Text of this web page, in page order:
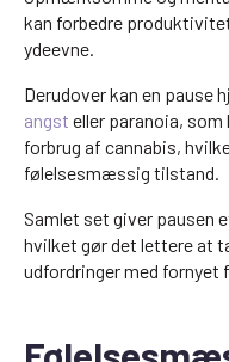
kan forbedre
ydeevne.
Derudover kan en pause
angst eller paranoia,
forbrug af cannabis,
følelsesmæssig tilstand.
Samlet set giver pausen
hvilket gør det lettere at
udfordringer med fornyet